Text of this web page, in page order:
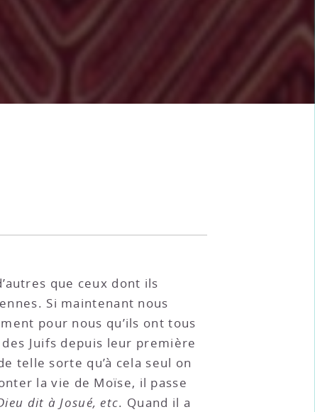
que ceux dont ils
Si maintenant nous
pour nous qu’ils ont tous
Juifs depuis leur première
telle sorte qu’à cela seul on
la vie de Moïse, il passe
dit à Josué, etc. Quand il a